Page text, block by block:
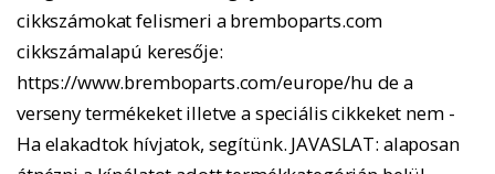
cikkszámokat felismeri a bremboparts.com
cikkszámalapú keresője:
https://www.bremboparts.com/europe/hu de a
verseny termékeket illetve a speciális cikkeket nem -
Ha elakadtok hívjatok, segítünk. JAVASLAT: alaposan